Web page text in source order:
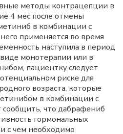
методы контрацепции в
4 мес после отмены
в комбинации с
применяется во время
наступила в период
монотерапии или в
пациентку следует
риске для
возраста, которые
в комбинации с
что дабрафениб
гормональных
с чем необходимо